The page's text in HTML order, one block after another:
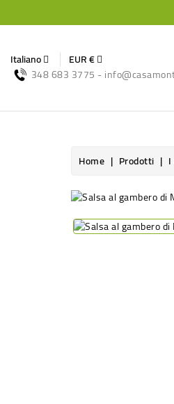
Italiano
EUR €
348 683 3775 -
Home Prodotti I